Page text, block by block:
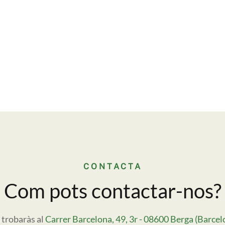
CONTACTA
Com pots contactar-nos?
trobaràs al Carrer Barcelona, 49, 3r - 08600 Berga